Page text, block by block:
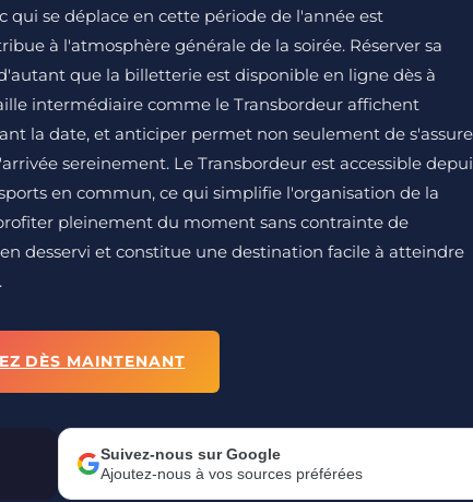
se déplace en cette période de l'année est
à l'atmosphère générale de la soirée. Réserver sa
que la billetterie est disponible en ligne dès à
intermédiaire comme le Transbordeur affichent
la date, et anticiper permet non seulement de
sereinement. Le Transbordeur est accessible
en commun, ce qui simplifie l'organisation de la
pleinement du moment sans contrainte de
desservi et constitue une destination facile à atteindre
DÈS MAINTENANT
Suivez-nous sur Google
Ajoutez-nous à vos sources préférées